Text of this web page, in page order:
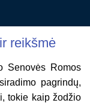
reikšmė
Senovės Romos
pagrindų,
tokie kaip žodžio